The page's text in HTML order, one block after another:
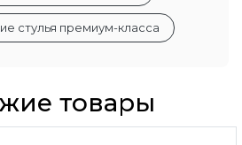
стулья премиум-класса
товары